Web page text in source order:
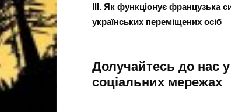
ІІІ. Як функціонує французька
українських переміщених осіб
Долучайтесь до нас у
соціальних мережах